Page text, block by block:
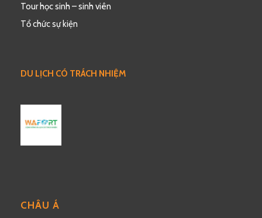
Tour học sinh – sinh viên
Tổ chức sự kiện
DU LỊCH CÓ TRÁCH NHIỆM
CHÂU Á